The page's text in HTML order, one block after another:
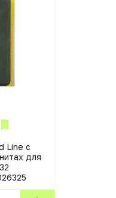
Line с
для